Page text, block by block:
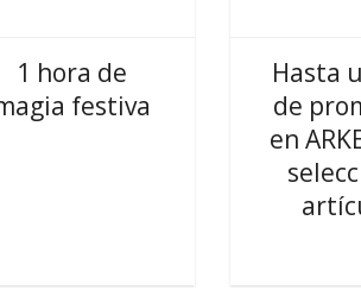
1 hora de
festiva
Hasta
de
en